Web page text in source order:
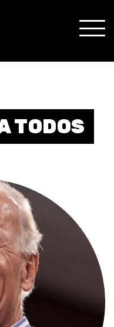
MENU
TODOS